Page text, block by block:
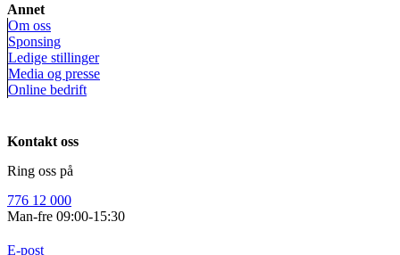
Annet
Om oss
Sponsing
Ledige stillinger
Media og presse
Online bedrift
Kontakt oss
Ring oss på
776 12 000
Man-fre 09:00-15:30
E-post